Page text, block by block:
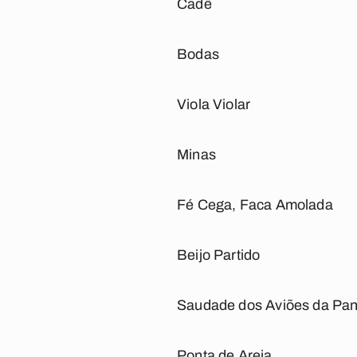
Cadê
Bodas
Viola Violar
Minas
Fé Cega, Faca Amolada
Beijo Partido
Saudade dos Aviões da